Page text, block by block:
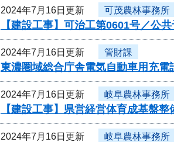
2024年7月16日更新 可茂農林事務所
【建設工事】可治工第0601号／公
2024年7月16日更新 管財課
東濃圏域総合庁舎電気自動車用充
2024年7月16日更新 岐阜農林事務所
【建設工事】県営経営体育成基盤
2024年7月16日更新 岐阜農林事務所